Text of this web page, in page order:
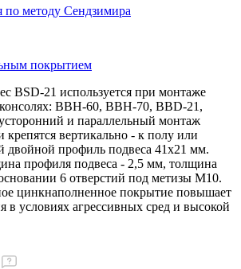
по методу Сендзимира
покрытием
BSD-21 используется при монтаже
консолях: ВВН-60, ВВН-70, BBD-21,
и параллельный монтаж
крепятся вертикально - к полу или
двойной профиль подвеса 41х21 мм.
профиля подвеса - 2,5 мм, толщина
6 отверстий под метизы М10.
цинкнаполненное покрытие повышает
в условиях агрессивных сред и высокой